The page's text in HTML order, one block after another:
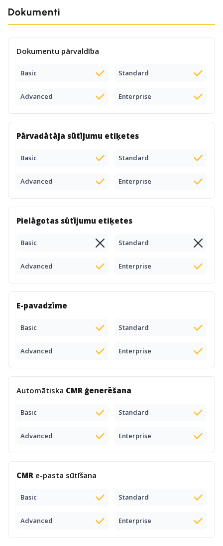
Dokumenti
Dokumentu pārvaldība
Basic Standard
Advanced Enterprise
Pārvadātāja sūtījumu etiķetes
Basic Standard
Advanced Enterprise
Pielāgotas sūtījumu etiķetes
Basic Standard
Advanced Enterprise
E-pavadzīme
Basic Standard
Advanced Enterprise
Automātiska CMR ģenerēšana
Basic Standard
Advanced Enterprise
CMR e-pasta sūtīšana
Basic Standard
Advanced Enterprise